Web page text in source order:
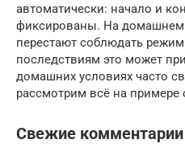
автоматически: начало и
фиксированы. На домашнем
перестают соблюдать
последствиям это может
домашних условиях часто
рассмотрим всё на
Свежие комментарии